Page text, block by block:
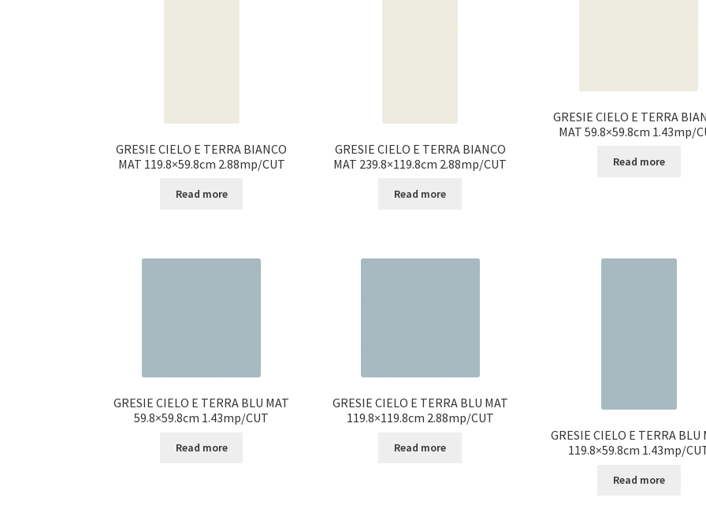
GRESIE CIELO E TERRA BIANCO
MAT 119.8×59.8cm 2.88mp/CUT
Read more
GRESIE CIELO E TERRA BIANCO
MAT 239.8×119.8cm 2.88mp/CUT
Read more
GRESIE CIELO E TERRA
MAT 59.8×59.8cm 1.43mp/
Read more
GRESIE CIELO E TERRA BLU MAT
59.8×59.8cm 1.43mp/CUT
Read more
GRESIE CIELO E TERRA BLU MAT
119.8×119.8cm 2.88mp/CUT
Read more
GRESIE CIELO E TERRA BLU
119.8×59.8cm 1.43mp/
Read more